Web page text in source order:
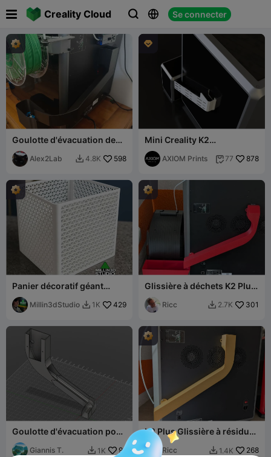
Creality Cloud   Se connecter
 
Goulotte d'évacuation des
déchets – K2 PRO
(redirection frontale CFS),
symétrique
Alex2Lab  4.8K 598

Mini Creality K2
Plus,K2/Récupérateur de
filamentAXIOM Prints  77 878
Panier décoratif géant
Creality pour K2 Plus Pro K1
Millin3dStudio  1K 429
Glissière à déchets K2 Plus
côté droit (simple)
Ricc  2.7K 301
Goulotte d'évacuation pour
Creality K2 (hors Pro/Plus)
V4
Giannis T.  1K 91
K2 Plus Glissière à résidus
côté droit (nouvelle
version)
Ricc  1.4K 268